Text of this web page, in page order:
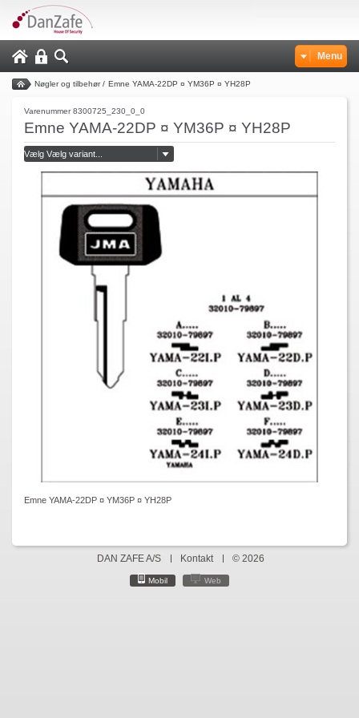
Menu
Nøgler og tilbehør/ Emne YAMA-22DP ¤ YM36P ¤ YH28P
Varenummer 8300725_230_0_0
Emne YAMA-22DP ¤ YM36P ¤ YH28P
Emne YAMA-22DP ¤ YM36P ¤ YH28P
DAN ZAFE A/S Kontakt © 2026
Mobil Web